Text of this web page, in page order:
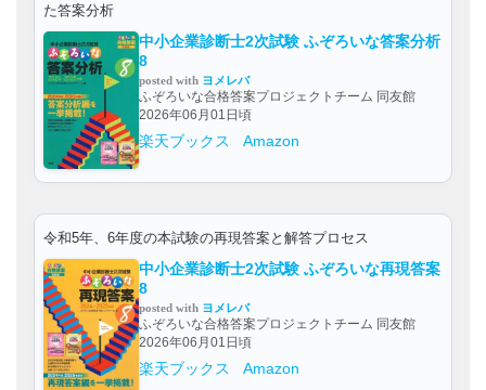
た答案分析
中小企業診断士2次試験 ふぞろいな答案分析
8
posted with ヨメレバ
ふぞろいな合格答案プロジェクトチーム 同友館
2026年06月01日頃
楽天ブックス Amazon
令和5年、6年度の本試験の再現答案と解答プロセス
中小企業診断士2次試験 ふぞろいな再現答案
8
posted with ヨメレバ
ふぞろいな合格答案プロジェクトチーム 同友館
2026年06月01日頃
楽天ブックス Amazon